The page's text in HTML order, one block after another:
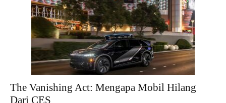
The Vanishing Act: Mengapa Mobil Hilang
Dari CES